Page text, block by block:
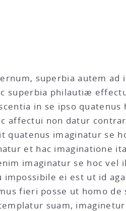
superbia autem ad
superbia philautiæ
in se ipso
affectui non datur
imaginatur se
et hac imaginatione
imaginatur se hoc vel
ei est ut id
fieri posse ut homo de
suam, imaginetur